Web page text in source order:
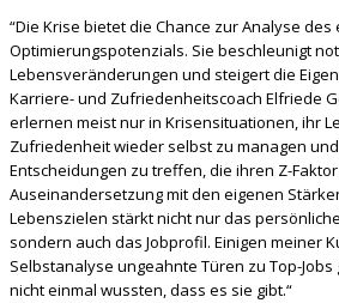
“Die Krise bietet die Chance zur Analyse des
Optimierungspotenzials. Sie beschleunigt
Lebensveränderungen und steigert die
Karriere- und Zufriedenheitscoach Elfriede
erlernen meist nur in Krisensituationen, ihr
Zufriedenheit wieder selbst zu managen
Entscheidungen zu treffen, die ihren Z-
Auseinandersetzung mit den eigenen
Lebenszielen stärkt nicht nur das
sondern auch das Jobprofil. Einigen meiner
Selbstanalyse ungeahnte Türen zu Top-
nicht einmal wussten, dass es sie gibt.“